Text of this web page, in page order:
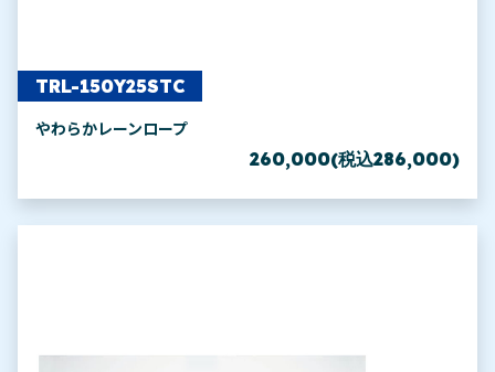
TRL-150Y25STC
やわらかレーンロープ
260,000(税込286,000)